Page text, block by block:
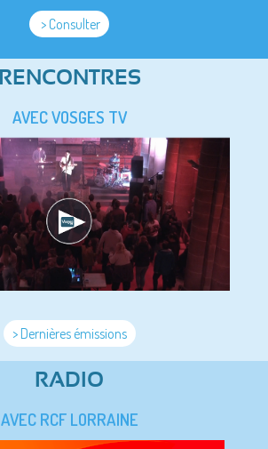
> Consulter
RENCONTRES
AVEC VOSGES TV
> Dernières émissions
RADIO
AVEC RCF LORRAINE